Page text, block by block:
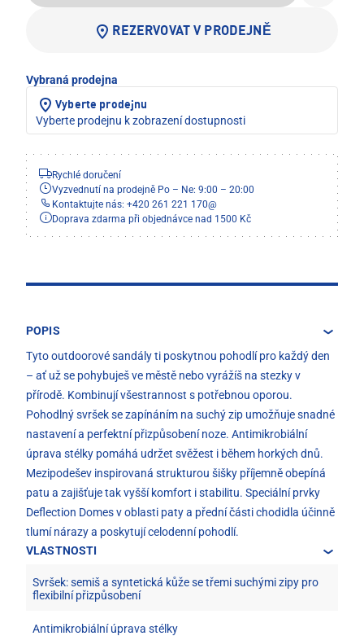
REZERVOVAT V PRODEJNĚ
Vybraná prodejna
Vyberte prodejnu
Vyberte prodejnu k zobrazení dostupnosti
Rychlé doručení
Vyzvednutí na prodejně Po – Ne: 9:00 – 20:00
Kontaktujte nás: +420 261 221 170@
Doprava zdarma při objednávce nad 1500 Kč
POPIS
Tyto outdoorové sandály ti poskytnou pohodlí pro každý den
– ať už se pohybuješ ve městě nebo vyrážíš na stezky v
přírodě. Kombinují všestrannost s potřebnou oporou.
Pohodlný svršek se zapínáním na suchý zip umožňuje snadné
nastavení a perfektní přizpůsobení noze. Antimikrobiální
úprava stélky pomáhá udržet svěžest i během horkých dnů.
Mezipodešev inspirovaná strukturou šišky příjemně obepíná
patu a zajišťuje tak vyšší komfort i stabilitu. Speciální prvky
Deflection Domes v oblasti paty a přední části chodidla účinně
tlumí nárazy a poskytují celodenní pohodlí.
VLASTNOSTI
Svršek: semiš a syntetická kůže se třemi suchými zipy pro
flexibilní přizpůsobení
Antimikrobiální úprava stélky